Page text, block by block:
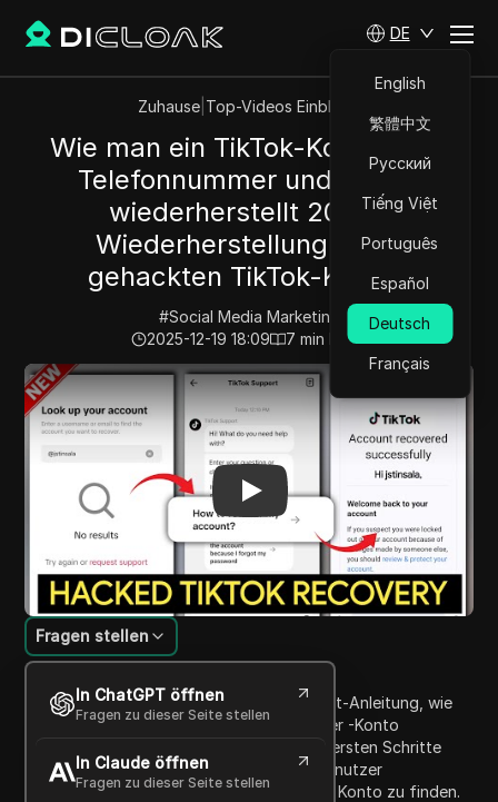
DE
English
繁體中文
Русский
Tiếng Việt
Português
Español
Deutsch
Français
Zuhause Top-Videos Einblicke
Wie man ein TikTok-Konto ohne
Telefonnummer und E-Mail
wiederherstellt 2025 |
Wiederherstellung eines
gehackten TikTok-Kontos
#Social Media Marketing
2025-12-19 18:09
7 min lesen
Play Video:Wie man ein TikTok-Konto ohne
Inhaltsübersicht
Fragen stellen
In ChatGPT öffnen
Fragen zu dieser Seite stellen
In Claude öffnen
Fragen zu dieser Seite stellen
Dieses Video bietet eine Schritt-für-Schritt-Anleitung, wie
man ein vergessenes TikTok-Passwort oder -Konto
wiederherstellt. Der Gastgeber erklärt die ersten Schritte
zum Einloggen und Szenarien, in denen Benutzer
möglicherweise Schwierigkeiten haben, ihr Konto zu finden.